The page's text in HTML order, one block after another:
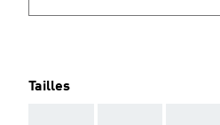
Tailles